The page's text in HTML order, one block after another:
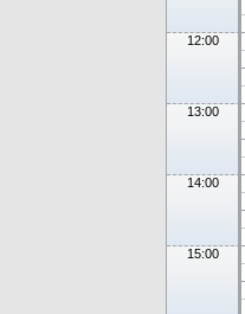
12:00
13:00
14:00
15:00